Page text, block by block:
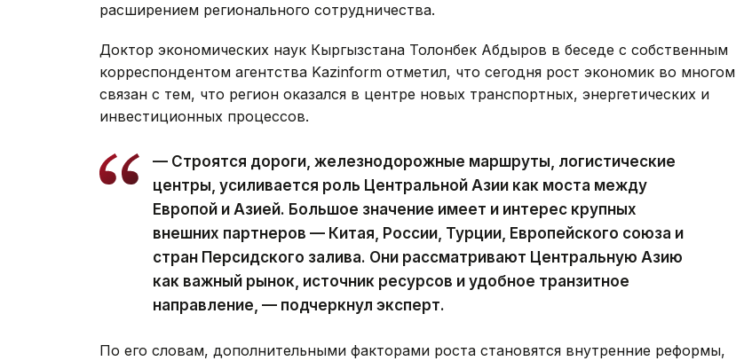
расширением регионального сотрудничества.
Доктор экономических наук Кыргызстана Толонбек Абдыров в беседе с собственным
корреспондентом агентства Kazinform отметил, что сегодня рост экономик во многом
связан с тем, что регион оказался в центре новых транспортных, энергетических и
инвестиционных процессов.
— Строятся дороги, железнодорожные маршруты, логистические
центры, усиливается роль Центральной Азии как моста между
Европой и Азией. Большое значение имеет и интерес крупных
внешних партнеров — Китая, России, Турции, Европейского союза и
стран Персидского залива. Они рассматривают Центральную Азию
как важный рынок, источник ресурсов и удобное транзитное
направление, — подчеркнул эксперт.
По его словам, дополнительными факторами роста становятся внутренние реформы,